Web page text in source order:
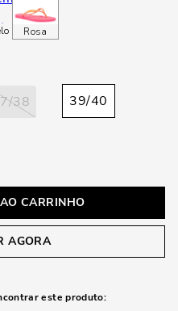
Rosa
38 39/40
CARRINHO
AGORA
este produto: